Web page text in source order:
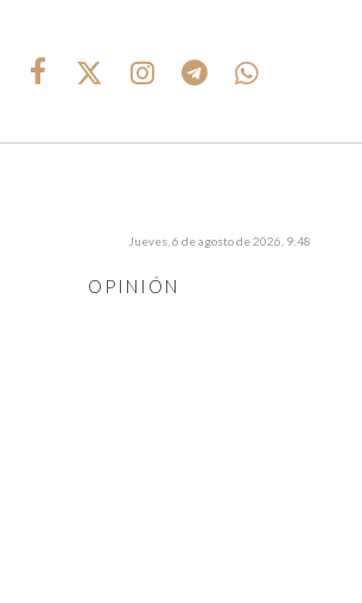
OPINIÓN
Jueves, 6 de agosto de 2026, 9:48